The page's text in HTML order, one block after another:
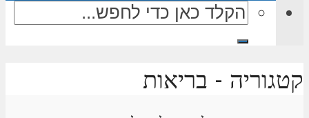
קטגוריה - בריאות